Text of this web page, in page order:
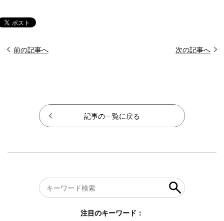
前の記事へ 次の記事へ
記事の一覧に戻る
注目のキーワード：